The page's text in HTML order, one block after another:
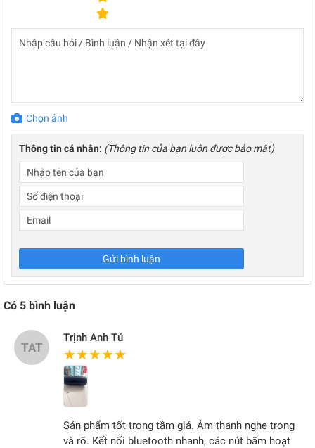
Chọn ảnh
Thông tin cá nhân: (Thông tin của bạn luôn được bảo mật)
Gửi bình luận
Có 5 bình luận
TAT
Trịnh Anh Tú
★★★★★
★★★★★
Sản phẩm tốt trong tầm giá. Âm thanh nghe trong
và rõ. Kết nối bluetooth nhanh, các nút bấm hoạt